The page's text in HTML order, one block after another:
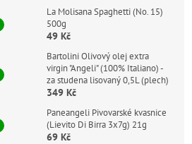
La Molisana Spaghetti (No. 15)
500g
49 Kč
Bartolini Olivový olej extra
virgin "Angeli" (100% Italiano) -
za studena lisovaný 0,5L (plech)
349 Kč
Paneangeli Pivovarské kvasnice
(Lievito Di Birra 3x7g) 21g
69 Kč